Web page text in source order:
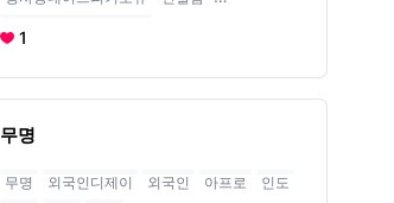
1
무명
무명 외국인디제이 외국인 아프로
인도